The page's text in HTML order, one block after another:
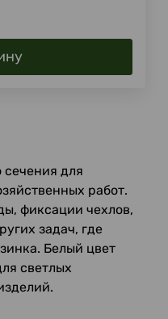
сечения для
работ.
фиксации чехлов,
задач, где
Белый цвет
светлых